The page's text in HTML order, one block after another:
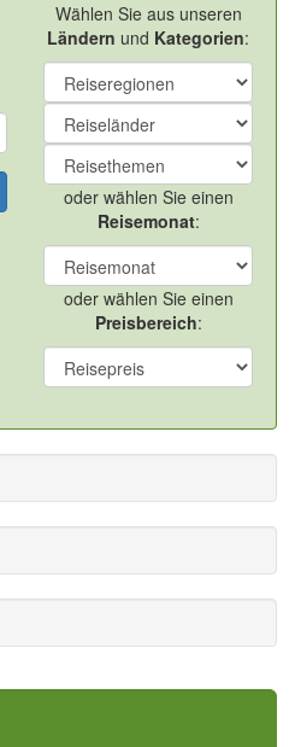
Wählen Sie aus unseren
Ländern und Kategorien:
oder wählen Sie einen
Reisemonat:
oder wählen Sie einen
Preisbereich: